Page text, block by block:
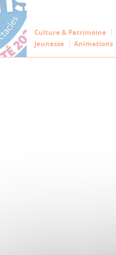
Culture & Patrimoine
Jeunesse
Animations